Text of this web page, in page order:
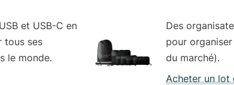
et USB-C en
tous ses
le monde.
Des
pour
du marché).
Acheter un lot